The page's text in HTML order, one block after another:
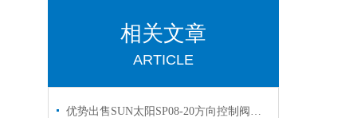
相关文章
ARTICLE
优势出售SUN太阳SP08-20方向控制阀有库存